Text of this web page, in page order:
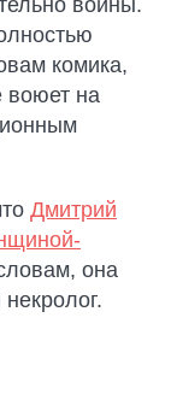
войны.
комика,
воюет на
Дмитрий
она